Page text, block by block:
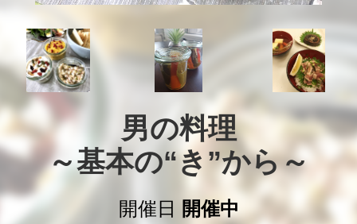
男の料理
～基本の“き”から～
開催日
開催中